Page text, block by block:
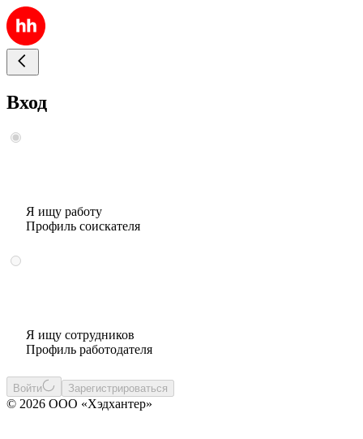
Вход
Я ищу работу
Профиль соискателя
Я ищу сотрудников
Профиль работодателя
Войти Зарегистрироваться
© 2026 ООО «Хэдхантер»